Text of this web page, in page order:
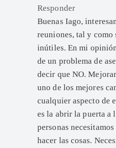
Responder
Buenas Iago,
reuniones, tal y como
inútiles. En mi
de un problema de
decir que NO.
uno de los mejores
cualquier aspecto de
es la abrir la puerta a
personas
hacer las cosas.